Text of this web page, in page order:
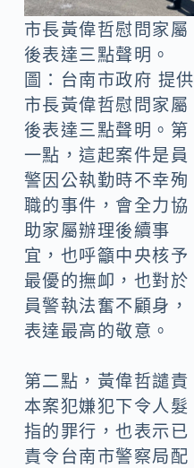
市長黃偉哲慰問家屬
後表達三點聲明。
圖：台南市政府 提供
市長黃偉哲慰問家屬
後表達三點聲明。第
一點，這起案件是員
警因公執勤時不幸殉
職的事件，會全力協
助家屬辦理後續事
宜，也呼籲中央核予
最優的撫卹，也對於
員警執法奮不顧身，
表達最高的敬意。
第二點，黃偉哲譴責
本案犯嫌犯下令人髮
指的罪行，也表示已
責令台南市警察局配